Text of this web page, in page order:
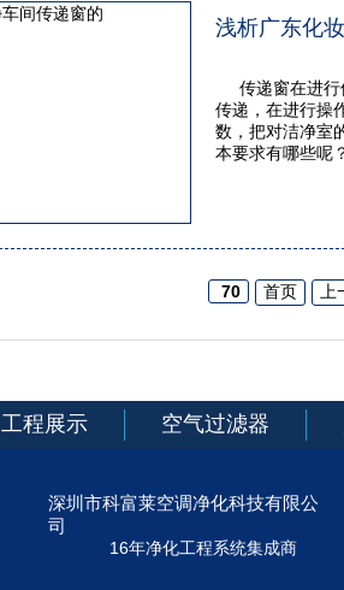
浅析广东化
传递窗在进
传递，在进行操
数，把对洁净室
本要求有哪些呢
70 首页 上
工程展示 空气过滤器
深圳市科富莱空调净化科技有限公
司
16年净化工程系统集成商